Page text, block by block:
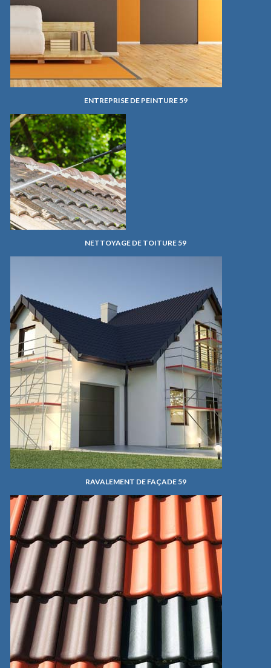
ENTREPRISE DE PEINTURE 59
NETTOYAGE DE TOITURE 59
RAVALEMENT DE FAÇADE 59